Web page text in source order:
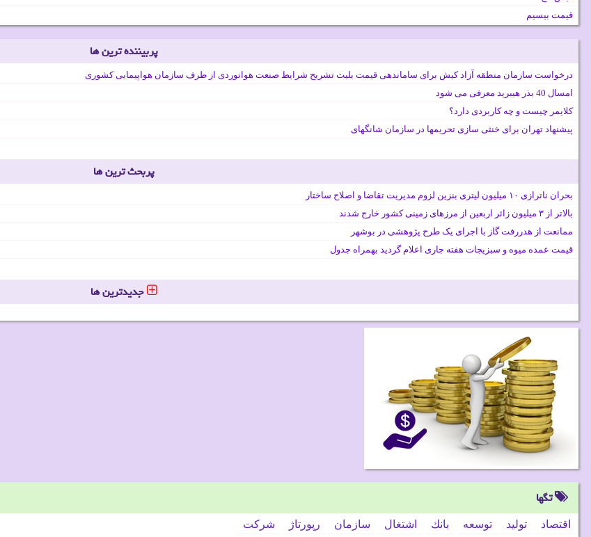
قیمت بیسیم
پربیننده ترین ها
درخواست سازمان منطقه آزاد کیش برای ساماندهی قیمت بلیت تشریح شرایط صنعت هوانوردی از طرف سازمان هواپیمایی کشوری
امسال 40 بذر هیبرید معرفی می شود
کلایمر چیست و چه کاربردی دارد؟
پیشنهاد تهران برای خنثی سازی تحریمها در سازمان شانگهای
پربحث ترین ها
بحران ناترازی ۱۰ میلیون لیتری بنزین لزوم مدیریت تقاضا و اصلاح ساختار
بالاتر از ۳ میلیون زائر اربعین از مرزهای زمینی کشور خارج شدند
ممانعت از هدررفت گاز با اجرای یک طرح پژوهشی در بوشهر
قیمت عمده میوه و سبزیجات هفته جاری اعلام گردید بهمراه جدول
جدیدترین ها
تگها
اقتصاد تولید توسعه بانك اشتغال سازمان رپورتاژ شركت